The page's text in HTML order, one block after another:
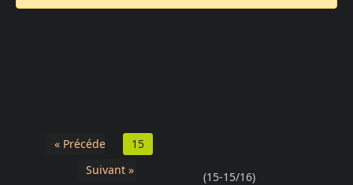
« Précédent
15
Suivant »
(15-15/16)